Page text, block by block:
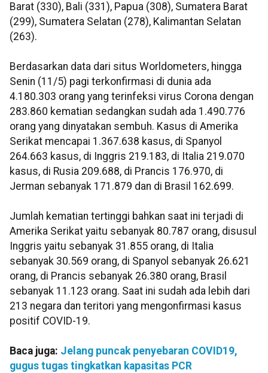
Barat (330), Bali (331), Papua (308), Sumatera Barat
(299), Sumatera Selatan (278), Kalimantan Selatan
(263).
Berdasarkan data dari situs Worldometers, hingga
Senin (11/5) pagi terkonfirmasi di dunia ada
4.180.303 orang yang terinfeksi virus Corona dengan
283.860 kematian sedangkan sudah ada 1.490.776
orang yang dinyatakan sembuh. Kasus di Amerika
Serikat mencapai 1.367.638 kasus, di Spanyol
264.663 kasus, di Inggris 219.183, di Italia 219.070
kasus, di Rusia 209.688, di Prancis 176.970, di
Jerman sebanyak 171.879 dan di Brasil 162.699.
Jumlah kematian tertinggi bahkan saat ini terjadi di
Amerika Serikat yaitu sebanyak 80.787 orang, disusul
Inggris yaitu sebanyak 31.855 orang, di Italia
sebanyak 30.569 orang, di Spanyol sebanyak 26.621
orang, di Prancis sebanyak 26.380 orang, Brasil
sebanyak 11.123 orang. Saat ini sudah ada lebih dari
213 negara dan teritori yang mengonfirmasi kasus
positif COVID-19.
Baca juga: Jelang puncak penyebaran COVID19,
gugus tugas tingkatkan kapasitas PCR